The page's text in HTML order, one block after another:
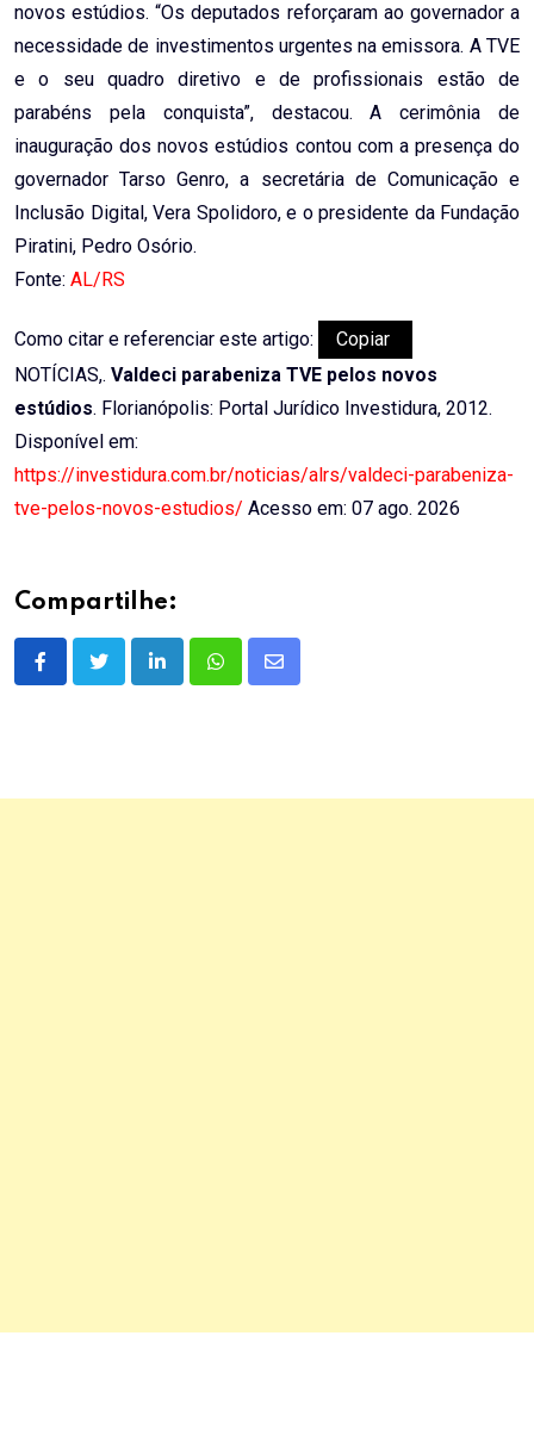
novos estúdios. “Os deputados reforçaram ao governador a
necessidade de investimentos urgentes na emissora. A TVE
e o seu quadro diretivo e de profissionais estão de
parabéns pela conquista”, destacou. A cerimônia de
inauguração dos novos estúdios contou com a presença do
governador Tarso Genro, a secretária de Comunicação e
Inclusão Digital, Vera Spolidoro, e o presidente da Fundação
Piratini, Pedro Osório.
Fonte: AL/RS
Como citar e referenciar este artigo:
Copiar
NOTÍCIAS,. Valdeci parabeniza TVE pelos novos
estúdios. Florianópolis: Portal Jurídico Investidura, 2012.
Disponível em:
https://investidura.com.br/noticias/alrs/valdeci-parabeniza-
tve-pelos-novos-estudios/ Acesso em: 07 ago. 2026
Compartilhe:
LinkedInWhatsappShare